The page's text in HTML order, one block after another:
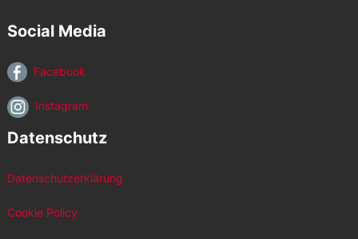
Social Media
Facebook
Instagram
Datenschutz
Datenschutzerklärung
Cookie Policy